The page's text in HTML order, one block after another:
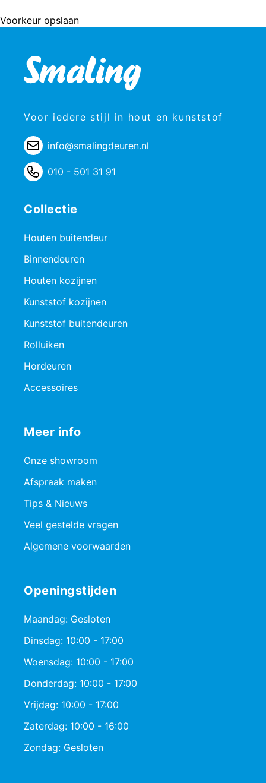
Voorkeur opslaan
Voor iedere stijl in hout en kunststof
info@smalingdeuren.nl
010 - 501 31 91
Collectie
Houten buitendeur
Binnendeuren
Houten kozijnen
Kunststof kozijnen
Kunststof buitendeuren
Rolluiken
Hordeuren
Accessoires
Meer info
Onze showroom
Afspraak maken
Tips & Nieuws
Veel gestelde vragen
Algemene voorwaarden
Openingstijden
Maandag: Gesloten
Dinsdag: 10:00 - 17:00
Woensdag: 10:00 - 17:00
Donderdag: 10:00 - 17:00
Vrijdag: 10:00 - 17:00
Zaterdag: 10:00 - 16:00
Zondag: Gesloten